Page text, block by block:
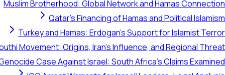
Muslim Brotherhood: Global Network and Hamas Connection
Qatar's Financing of Hamas and Political Islamism
Turkey and Hamas: Erdogan's Support for Islamist Terror
Movement: Origins, Iran's Influence, and Regional Threat
Case Against Israel: South Africa's Claims Examined